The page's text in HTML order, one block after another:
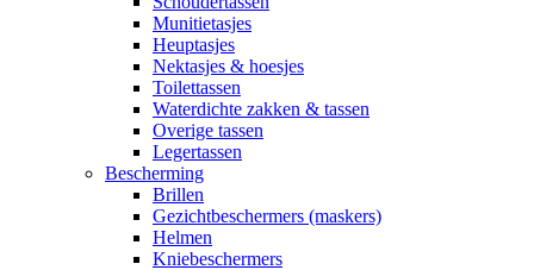
Munitietasjes
Heuptasjes
Nektasjes & hoesjes
Toilettassen
Waterdichte zakken & tassen
Overige tassen
Legertassen
Bescherming
Brillen
Gezichtbeschermers (maskers)
Helmen
Kniebeschermers